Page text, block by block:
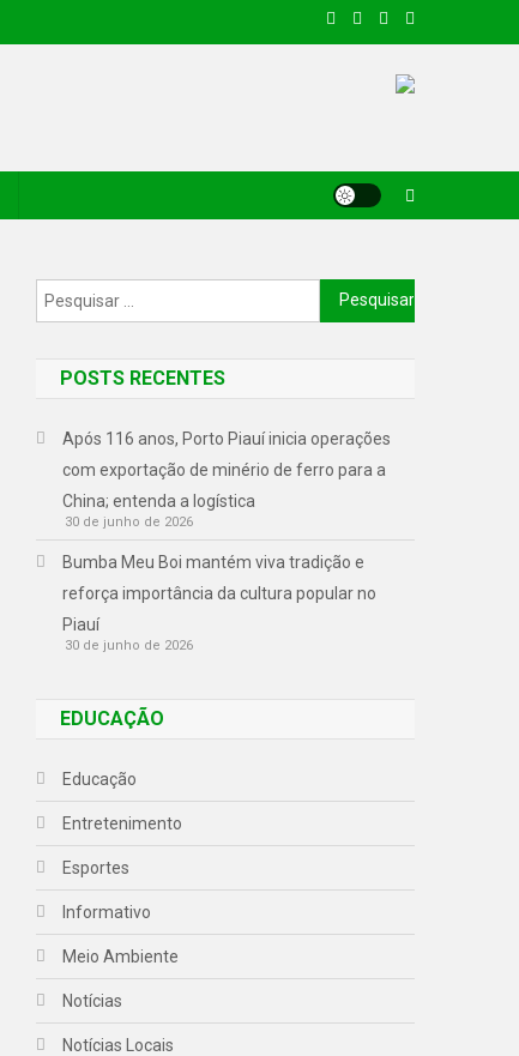
POSTS RECENTES
Após 116 anos, Porto Piauí inicia operações
com exportação de minério de ferro para a
China; entenda a logística
30 de junho de 2026
Bumba Meu Boi mantém viva tradição e
reforça importância da cultura popular no
Piauí
30 de junho de 2026
EDUCAÇÃO
Educação
Entretenimento
Esportes
Informativo
Meio Ambiente
Notícias
Notícias Locais